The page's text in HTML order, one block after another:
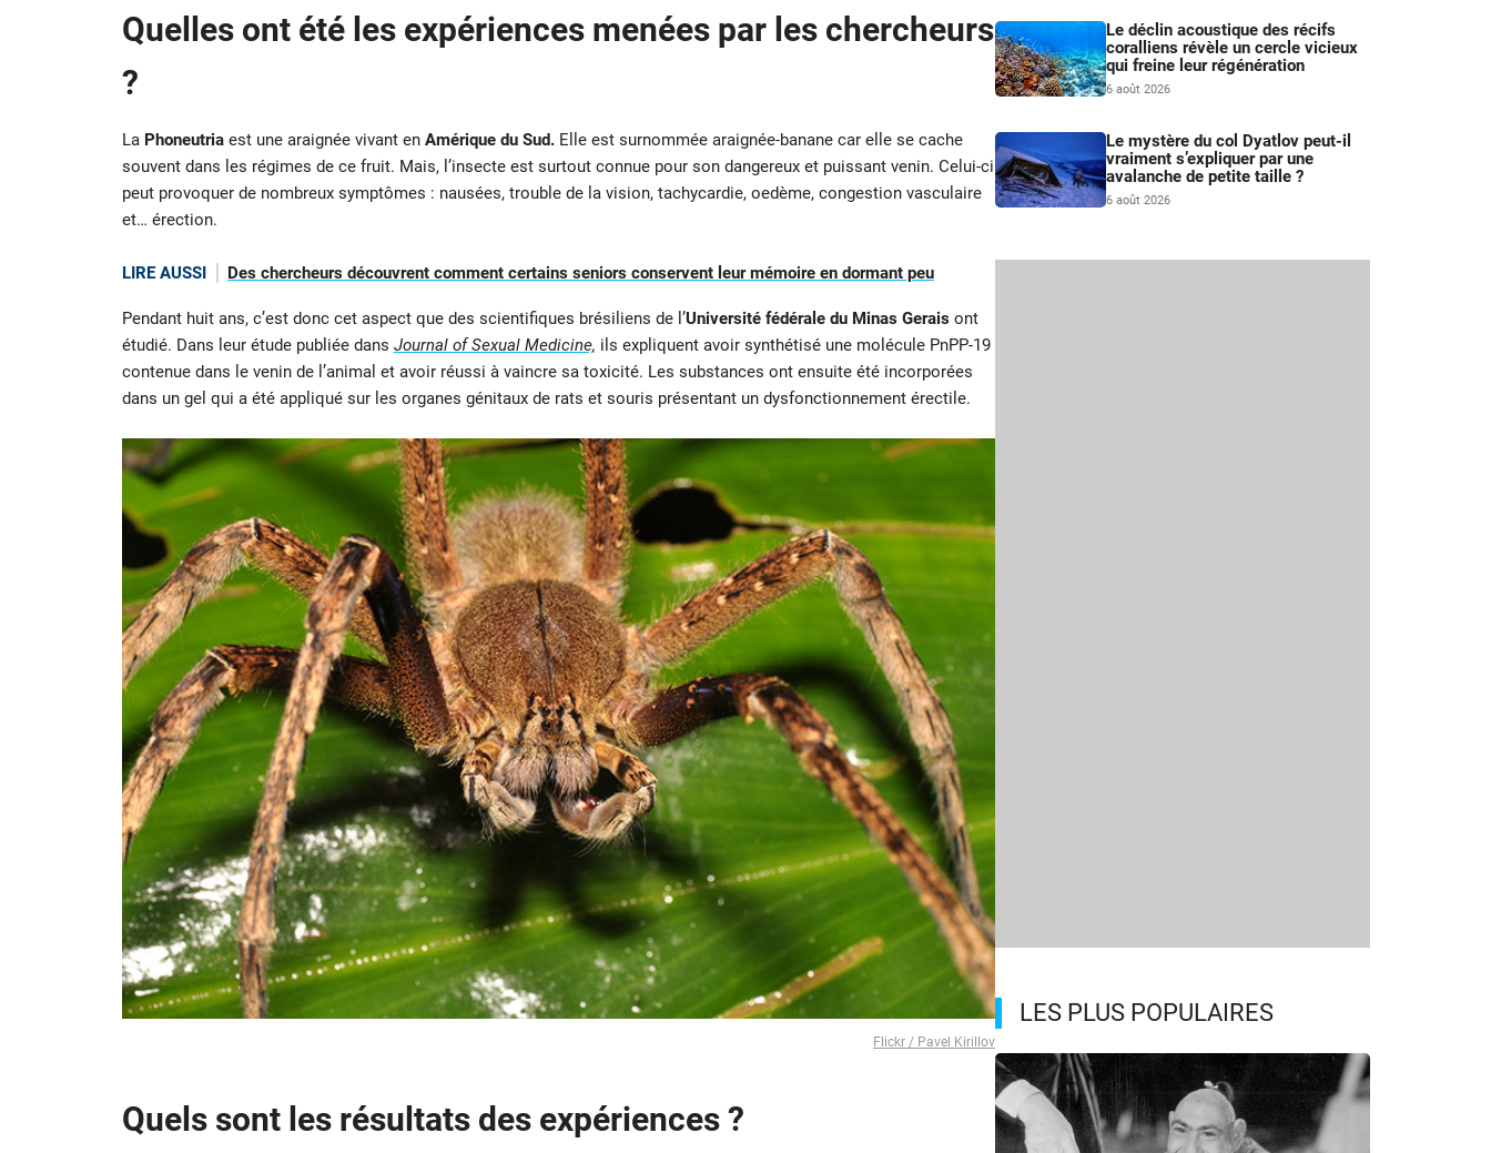
Quelles ont été les expériences menées par les chercheurs
?
La Phoneutriaest une araignée vivant en Amérique du Sud. Elle est surnommée araignée-banane car elle se cache
souvent dans les régimes de ce fruit. Mais, l’insecte est surtout connue pour son dangereux et puissant venin. Celui-ci
peut provoquer de nombreux symptômes : nausées, trouble de la vision, tachycardie, oedème, congestion vasculaire
et… érection.
LIRE AUSSI Des chercheurs découvrent comment certains seniors conservent leur mémoire en dormant peu
Pendant huit ans, c’est donc cet aspect que des scientifiques brésiliens de l’Université fédérale du Minas Geraisont
étudié. Dans leur étude publiée dans Journal of Sexual Medicine, ils expliquent avoir synthétisé une molécule PnPP-19
contenue dans le venin de l’animal et avoir réussi à vaincre sa toxicité. Les substances ont ensuite été incorporées
dans un gel qui a été appliqué sur les organes génitaux de rats et souris présentant un dysfonctionnement érectile.
Flickr / Pavel Kirillov
Quels sont les résultats des expériences ?
Le déclin acoustique des récifs
coralliens révèle un cercle vicieux
qui freine leur régénération
6 août 2026
Le mystère du col Dyatlov peut-il
vraiment s’expliquer par une
avalanche de petite taille ?
6 août 2026
LES PLUS POPULAIRES